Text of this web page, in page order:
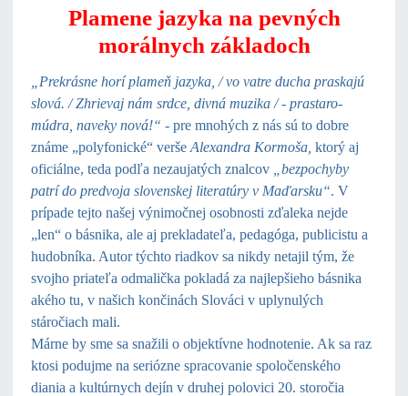
Plamene jazyka na pevných
morálnych základoch
„Prekrásne horí plameň jazyka, / vo vatre ducha praskajú
slová. / Zhrievaj nám srdce, divná muzika / - prastaro-
múdra, naveky nová!“ - pre mnohých z nás sú to dobre
známe „polyfonické“ verše Alexandra Kormoša ktorý aj
oficiálne, teda podľa nezaujatých znalcov
„bezpochyby
patrí do predvoja slovenskej literatúry v Maďarsku“. V
prípade tejto našej výnimočnej osobnosti zďaleka nejde
„len“ o básnika, ale aj prekladateľa, pedagóga, publicistu a
hudobníka. Autor týchto riadkov sa nikdy netajil tým, že
svojho priateľa odmalička pokladá za najlepšieho básnika
akého tu, v našich končinách Slováci v uplynulých
stáročiach mali.
Márne by sme sa snažili o objektívne hodnotenie. Ak sa raz
ktosi podujme na seriózne spracovanie spoločenského
diania a kultúrnych dejín v druhej polovici 20. storočia